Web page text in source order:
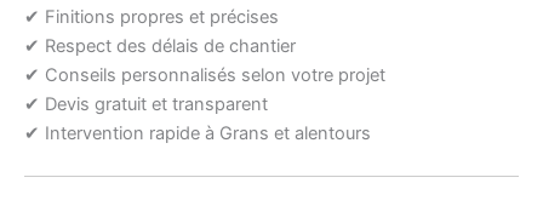
✔ Finitions propres et précises
✔ Respect des délais de chantier
✔ Conseils personnalisés selon votre projet
✔ Devis gratuit et transparent
✔ Intervention rapide à Grans et alentours